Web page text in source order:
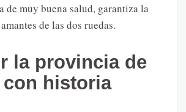
de muy buena salud, garantiza la
de las dos ruedas.
la provincia de
con historia